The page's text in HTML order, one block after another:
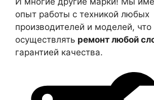
опыт работы с техникой любых
производителей и моделей, что
осуществлять ремонт любой
гарантией качества.